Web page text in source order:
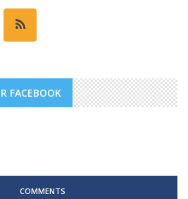
FACEBOOK
COMMENTS